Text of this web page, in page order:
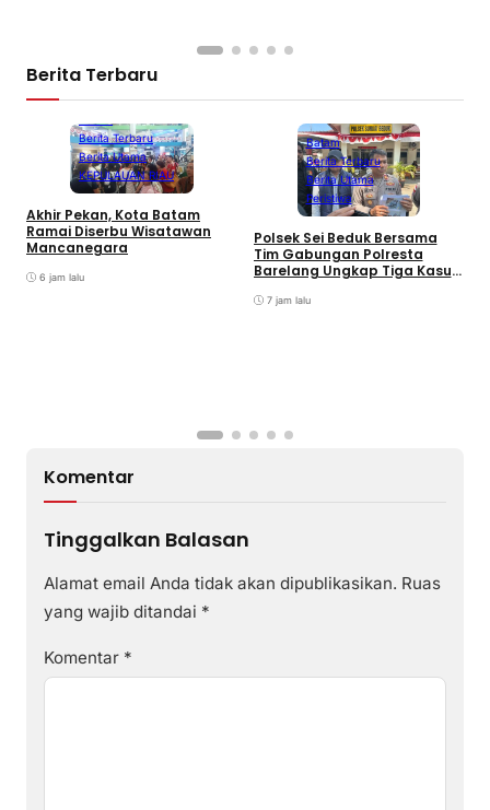
Berita Terbaru
Berita Terbaru
Berita Utama
KEPULAUAN RIAU
Akhir Pekan, Kota Batam
Ramai Diserbu Wisatawan
Mancanegara
6 jam lalu
Batam
Berita Terbaru
Berita Utama
Peristiwa
Polsek Sei Beduk Bersama
Tim Gabungan Polresta
Barelang Ungkap Tiga Kasus
7 jam lalu
Komentar
Tinggalkan Balasan
Alamat email Anda tidak akan dipublikasikan. Ruas
yang wajib ditandai *
Komentar *